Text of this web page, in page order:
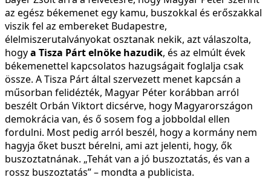
az egész békemenet egy kamu, buszokkal és erőszakkal
viszik fel az embereket Budapestre,
élelmiszerutalványokat osztanak nekik, azt válaszolta,
hogya Tisza Párt elnöke hazudik, és az elmúlt évek
békemenettel kapcsolatos hazugságait foglalja csak
össze. A Tisza Párt által szervezett menet kapcsán a
műsorban felidézték, Magyar Péter korábban arról
beszélt Orbán Viktort dicsérve, hogy Magyarországon
demokrácia van, és ő sosem fog a jobboldal ellen
fordulni. Most pedig arról beszél, hogy a kormány nem
hagyja őket buszt bérelni, ami azt jelenti, hogy, ők
buszoztatnának. „Tehát van a jó buszoztatás, és van a
rossz buszoztatás” – mondta a publicista.